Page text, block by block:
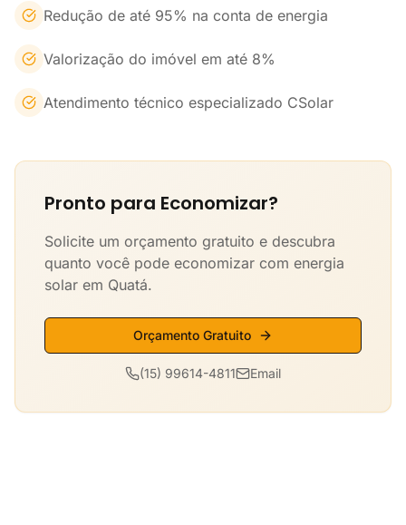
Redução de até 95% na conta de energia
Valorização do imóvel em até 8%
Atendimento técnico especializado CSolar
Pronto para Economizar?
Solicite um orçamento gratuito e descubra
quanto você pode economizar com energia
solar em Quatá.
Orçamento Gratuito
(15) 99614-4811 Email